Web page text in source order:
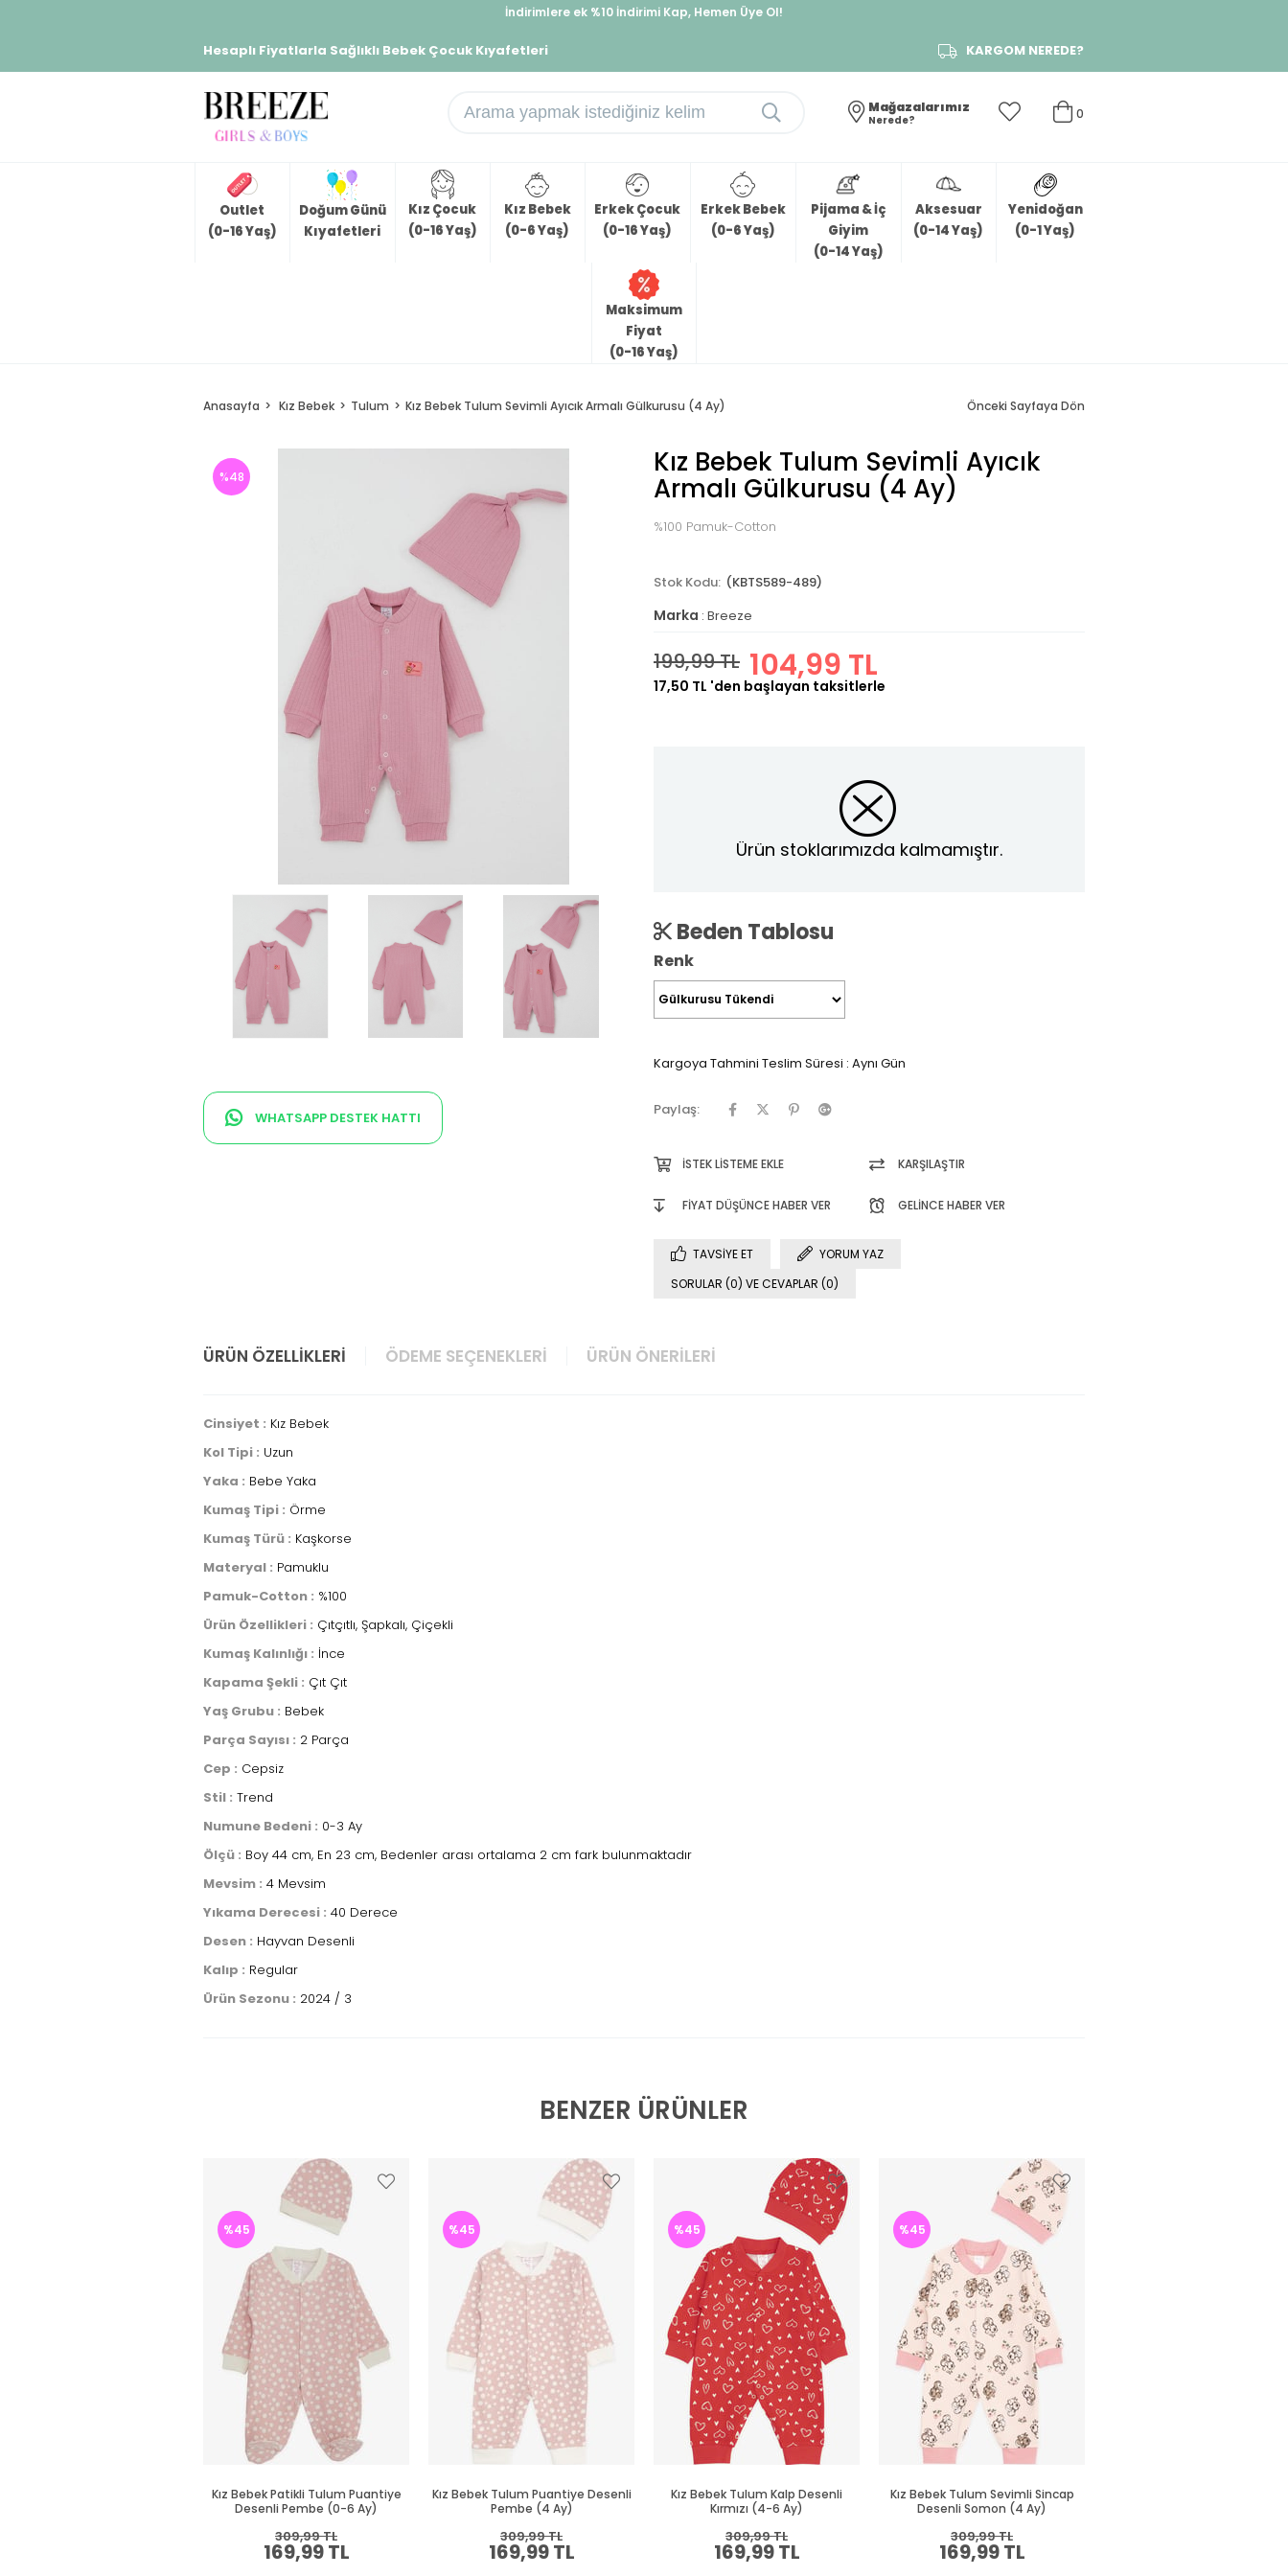
İndirimlere ek %10 İndirimi Kap, Hemen Üye Ol!
Hesaplı Fiyatlarla Sağlıklı Bebek Çocuk Kıyafetleri KARGOM NEREDE?
0
Mağazalarımız
Nerede?
Outlet
(0-16 Yaş)
Doğum Günü
Kıyafetleri
Kız Çocuk
(0-16 Yaş)
Kız Bebek
(0-6 Yaş)
Erkek Çocuk
(0-16 Yaş)
Erkek Bebek
(0-6 Yaş)
Pijama & İç
Giyim
(0-14 Yaş)
Aksesuar
(0-14 Yaş)
Yenidoğan
(0-1 Yaş)
Maksimum
Fiyat
(0-16 Yaş)
Anasayfa Kız Bebek Tulum Kız Bebek Tulum Sevimli Ayıcık Armalı Gülkurusu (4 Ay) Önceki Sayfaya Dön
%48
WHATSAPP DESTEK HATTI
Kız Bebek Tulum Sevimli Ayıcık
Armalı Gülkurusu (4 Ay)
%100 Pamuk-Cotton
(KBTS589-489)
Marka : Breeze
199,99 TL 104,99 TL
17,50 TL 'den başlayan taksitlerle
Ürün stoklarımızda kalmamıştır.
Beden Tablosu
Renk
Kargoya Tahmini Teslim Süresi : Aynı Gün
Paylaş:
İSTEK LISTEME EKLE KARŞILAŞTIR
FIYAT DÜŞÜNCE HABER VER GELINCE HABER VER
TAVSIYE ET
YORUM YAZ
SORULAR (0) VE CEVAPLAR (0)
ÜRÜN ÖZELLIKLERI ÖDEME SEÇENEKLERI ÜRÜN ÖNERILERI
Cinsiyet : Kız Bebek
Kol Tipi : Uzun
Yaka : Bebe Yaka
Kumaş Tipi : Örme
Kumaş Türü : Kaşkorse
Materyal : Pamuklu
Pamuk-Cotton : %100
Ürün Özellikleri : Çıtçıtlı, Şapkalı, Çiçekli
Kumaş Kalınlığı : İnce
Kapama Şekli : Çıt Çıt
Yaş Grubu : Bebek
Parça Sayısı : 2 Parça
Cep : Cepsiz
Stil : Trend
Numune Bedeni : 0-3 Ay
Ölçü : Boy 44 cm, En 23 cm, Bedenler arası ortalama 2 cm fark bulunmaktadır
Mevsim : 4 Mevsim
Yıkama Derecesi : 40 Derece
Desen : Hayvan Desenli
Kalıp : Regular
Ürün Sezonu : 2024 / 3
BENZER ÜRÜNLER
Kız Bebek Patikli Tulum Puantiye
Desenli Pembe (0-6 Ay)
169,99 TL
309,99 TL
%45
Kız Bebek Tulum Puantiye Desenli
Pembe (4 Ay)
169,99 TL
309,99 TL
%45
Kız Bebek Tulum Kalp Desenli
Kırmızı (4-6 Ay)
169,99 TL
309,99 TL
%45
Kız Bebek Tulum Sevimli Sincap
Desenli Somon (4 Ay)
169,99 TL
309,99 TL
%45